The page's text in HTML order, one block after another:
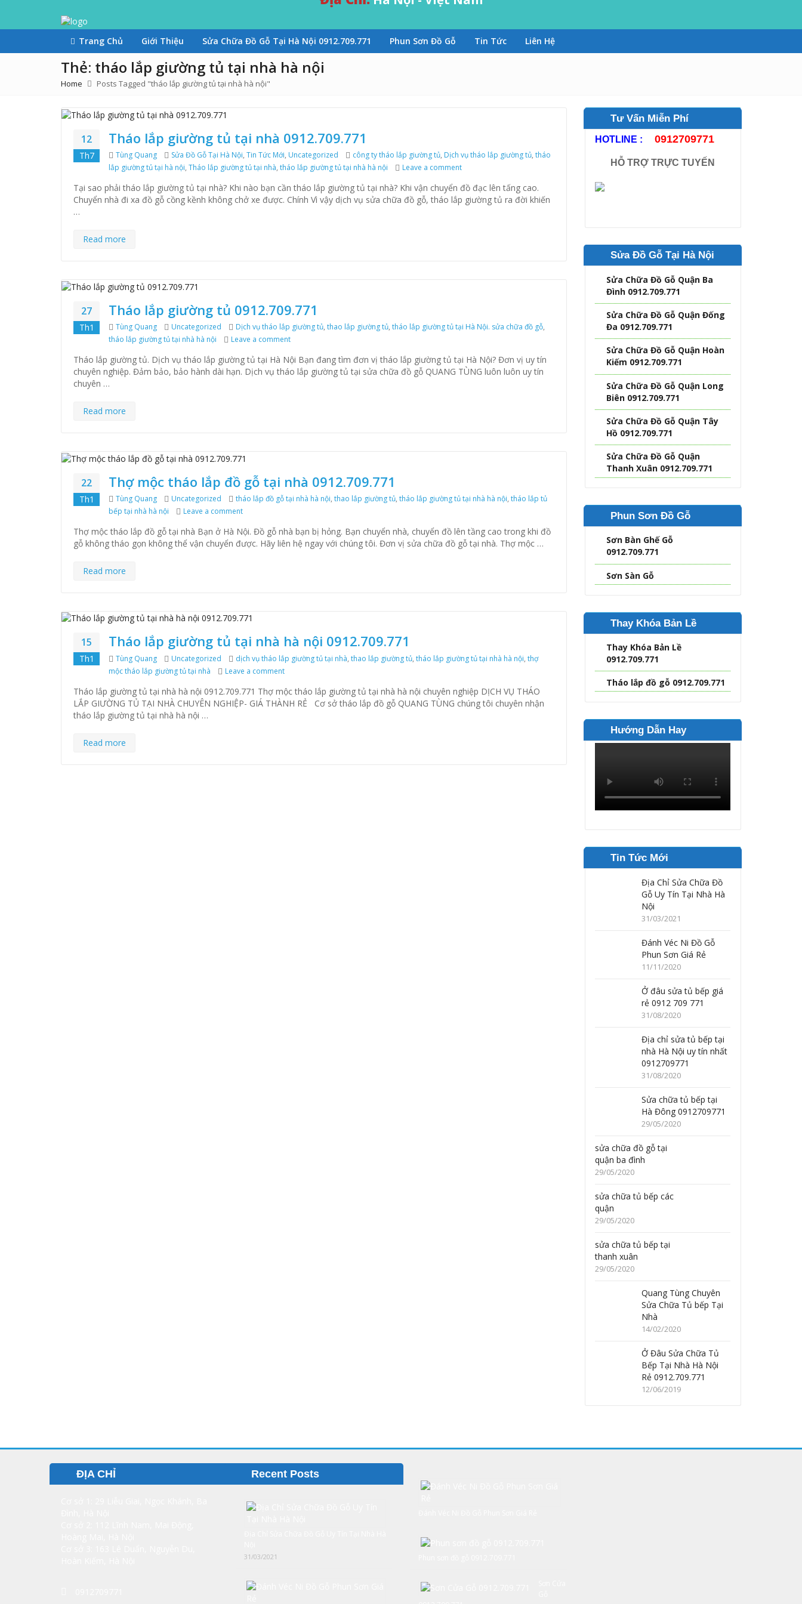
Trang Chủ Giới Thiệu Sửa Chữa Đồ Gỗ Tại Hà Nội 0912.709.771 Phun Sơn Đồ Gỗ Tin Tức Liên Hệ
Thẻ: tháo lắp giường tủ tại nhà hà nội
Home Posts Tagged "tháo lắp giường tủ tại nhà hà nội"
12
Th7
Tháo lắp giường tủ tại nhà 0912.709.771
Author
Tùng Quang Categories
Sửa Đồ Gỗ Tại Hà Nội, Tin Tức Mới, Uncategorized Tags
công ty tháo lắp giường tủ, Dịch vụ tháo lắp giường tủ, tháo
lắp giường tủ tại hà nội, Tháo lắp giường tủ tại nhà, tháo lắp giường tủ tại nhà hà nội Leave a comment
Tại sao phải tháo lắp giường tủ tại nhà? Khi nào bạn cần tháo lắp giường tủ tại nhà? Khi vận chuyển đồ đạc lên tấng cao.
Chuyển nhà đi xa đồ gỗ cồng kềnh không chở xe được. Chính Vì vậy dịch vụ sửa chữa đồ gỗ, tháo lắp giường tủ ra đời khiến
…
Read more
27
Th1
Tháo lắp giường tủ 0912.709.771
Author
Tùng Quang Categories
Uncategorized Tags
Dịch vụ tháo lắp giường tủ, thao lắp giường tủ, tháo lắp giường tủ tại Hà Nội. sửa chữa đồ gỗ,
tháo lắp giường tủ tại nhà hà nội
Leave a comment
Tháo lắp giường tủ. Dịch vụ tháo lắp giường tủ tại Hà Nội Bạn đang tìm đơn vị tháo lắp giường tủ tại Hà Nội? Đơn vị uy tín
chuyên nghiệp. Đảm bảo, bảo hành dài hạn. Dịch vụ tháo lắp giường tủ tại sửa chữa đồ gỗ QUANG TÙNG luôn luôn uy tín
chuyên …
Read more
22
Th1
Thợ mộc tháo lắp đồ gỗ tại nhà 0912.709.771
Author
Tùng Quang Categories
Uncategorized Tags
tháo lắp đồ gỗ tại nhà hà nội, thao lắp giường tủ, tháo lắp giường tủ tại nhà hà nội, tháo lắp tủ
bếp tại nhà hà nội
Leave a comment
Thợ mộc tháo lắp đồ gỗ tại nhà Bạn ở Hà Nội. Đồ gỗ nhà bạn bị hỏng. Bạn chuyển nhà, chuyển đồ lên tầng cao trong khi đồ
gỗ không tháo gọn không thể vận chuyển được. Hãy liên hệ ngay với chúng tôi. Đơn vị sửa chữa đồ gỗ tại nhà. Thợ mộc …
Read more
15
Th1
Tháo lắp giường tủ tại nhà hà nội 0912.709.771
Author
Tùng Quang Categories
Uncategorized Tags
dịch vụ tháo lắp giường tủ tại nhà, thao lắp giường tủ, tháo lắp giường tủ tại nhà hà nội, thợ
mộc tháo lắp giường tủ tại nhà
Leave a comment
Tháo lắp giường tủ tại nhà hà nội 0912.709.771 Thợ mộc tháo lắp giường tủ tại nhà hà nội chuyên nghiệp DỊCH VỤ THÁO
LẮP GIƯỜNG TỦ TẠI NHÀ CHUYÊN NGHIỆP- GIÁ THÀNH RẺ Cơ sở tháo lắp đồ gỗ QUANG TÙNG chúng tôi chuyên nhận
tháo lắp giường tủ tại nhà hà nội …
Read more
Tư Vấn Miễn Phí
HOTLINE : 0912709771
HỖ TRỢ TRỰC TUYẾN
Sửa Đồ Gỗ Tại Hà Nội
Sửa Chữa Đồ Gỗ Quận Ba
Đình 0912.709.771
Sửa Chữa Đồ Gỗ Quận Đống
Đa 0912.709.771
Sửa Chữa Đồ Gỗ Quận Hoàn
Kiếm 0912.709.771
Sửa Chữa Đồ Gỗ Quận Long
Biên 0912.709.771
Sửa Chữa Đồ Gỗ Quận Tây
Hồ 0912.709.771
Sửa Chữa Đồ Gỗ Quận
Thanh Xuân 0912.709.771
Phun Sơn Đồ Gỗ
Sơn Bàn Ghế Gỗ
0912.709.771
Sơn Sàn Gỗ
Thay Khóa Bản Lề
Thay Khóa Bản Lề
0912.709.771
Tháo lắp đồ gỗ 0912.709.771
Hướng Dẫn Hay
Tin Tức Mới
Địa Chỉ Sửa Chữa Đồ
Gỗ Uy Tín Tại Nhà Hà
Nội
31/03/2021
Đánh Véc Ni Đồ Gỗ
Phun Sơn Giá Rẻ
11/11/2020
Ở đâu sửa tủ bếp giá
rẻ 0912 709 771
31/08/2020
Địa chỉ sửa tủ bếp tại
nhà Hà Nội uy tín nhất
0912709771
31/08/2020
Sửa chữa tủ bếp tại
Hà Đông 0912709771
29/05/2020
sửa chữa đồ gỗ tại
quận ba đình
29/05/2020
sửa chữa tủ bếp các
quận
29/05/2020
sửa chữa tủ bếp tại
thanh xuân
29/05/2020
Quang Tùng Chuyên
Sửa Chữa Tủ bếp Tại
Nhà
14/02/2020
Ở Đâu Sửa Chữa Tủ
Bếp Tại Nhà Hà Nội
Rẻ 0912.709.771
12/06/2019
ĐỊA CHỈ Recent Posts
31/03/2021